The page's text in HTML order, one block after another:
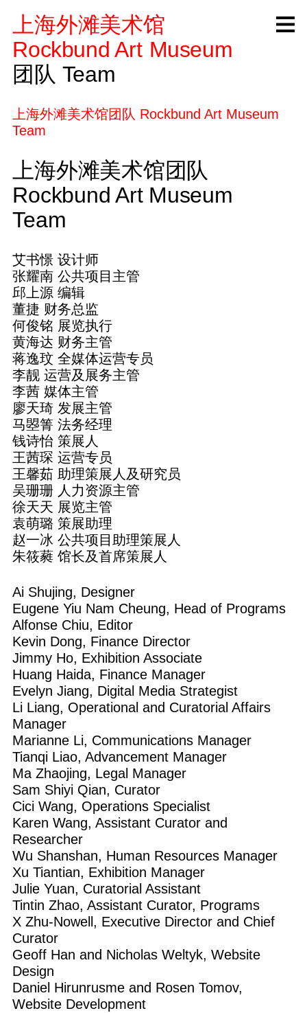
上海外滩美术馆
Rockbund Art Museum
团队 Team
上海外滩美术馆团队 Rockbund Art Museum
Team
上海外滩美术馆团队
Rockbund Art Museum
Team
艾书憬 设计师
张耀南 公共项目主管
邱上源 编辑
董捷 财务总监
何俊铭 展览执行
黄海达 财务主管
蒋逸玟 全媒体运营专员
李靓 运营及展务主管
李茜 媒体主管
廖天琦 发展主管
马曌箐 法务经理
钱诗怡 策展人
王茜琛 运营专员
王馨茹 助理策展人及研究员
吴珊珊 人力资源主管
徐天天 展览主管
袁萌璐 策展助理
赵一冰 公共项目助理策展人
朱筱蕤 馆长及首席策展人
Ai Shujing, Designer
Eugene Yiu Nam Cheung, Head of Programs
Alfonse Chiu, Editor
Kevin Dong, Finance Director
Jimmy Ho, Exhibition Associate
Huang Haida, Finance Manager
Evelyn Jiang, Digital Media Strategist
Li Liang, Operational and Curatorial Affairs
Manager
Marianne Li, Communications Manager
Tianqi Liao, Advancement Manager
Ma Zhaojing, Legal Manager
Sam Shiyi Qian, Curator
Cici Wang, Operations Specialist
Karen Wang, Assistant Curator and
Researcher
Wu Shanshan, Human Resources Manager
Xu Tiantian, Exhibition Manager
Julie Yuan, Curatorial Assistant
Tintin Zhao, Assistant Curator, Programs
X Zhu-Nowell, Executive Director and Chief
Curator
Geoff Han and Nicholas Weltyk, Website
Design
Daniel Hirunrusme and Rosen Tomov,
Website Development